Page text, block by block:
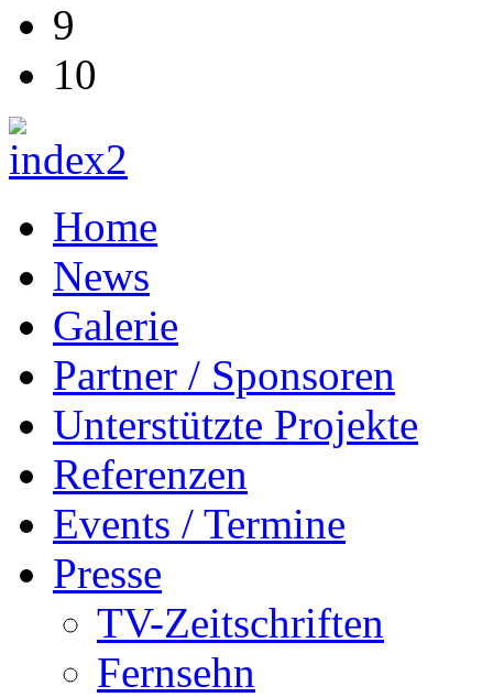
9
10
Home
News
Galerie
Partner / Sponsoren
Unterstützte Projekte
Referenzen
Events / Termine
Presse
TV-Zeitschriften
Fernsehn